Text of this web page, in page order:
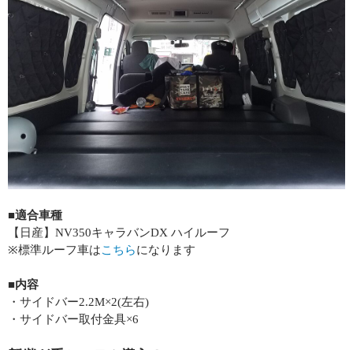
■適合車種
【日産】NV350キャラバンDX ハイルーフ
※標準ルーフ車はこちらになります
■内容
・サイドバー2.2M×2(左右)
・サイドバー取付金具×6